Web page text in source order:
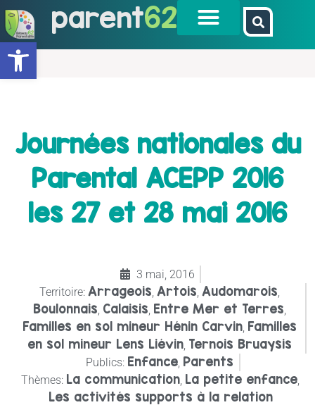
Ouvrir la barre d’outils
parent62
Journées nationales du
Parental ACEPP 2016
les 27 et 28 mai 2016
3 mai, 2016
Territoire: Arrageois Artois Audomarois
Boulonnais Calaisis Entre Mer et Terres
Familles en sol mineur Hénin Carvin Familles
en sol mineur Lens Liévin Ternois Bruaysis
Publics: Enfance Parents
Thèmes: La communication La petite enfance
Les activités supports à la relation